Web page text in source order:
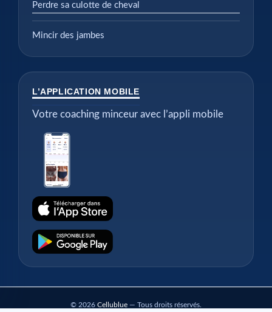
Perdre sa culotte de cheval
Mincir des jambes
L’APPLICATION MOBILE
Votre coaching minceur avec l’appli mobile
© 2026 Cellublue — Tous droits réservés.